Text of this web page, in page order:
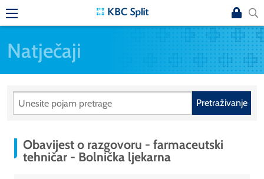
Natječaji
Pretraživanje
Obavijest o razgovoru - farmaceutski
tehničar - Bolnička ljekarna